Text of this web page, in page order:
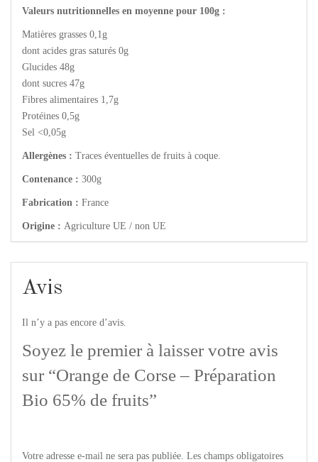
Valeurs nutritionnelles en moyenne pour 100g :
Matières grasses 0,1g
dont acides gras saturés 0g
Glucides 48g
dont sucres 47g
Fibres alimentaires 1,7g
Protéines 0,5g
Sel <0,05g
Allergènes : Traces éventuelles de fruits à coque.
Contenance : 300g
Fabrication : France
Origine : Agriculture UE / non UE
Avis
Il n’y a pas encore d’avis.
Soyez le premier à laisser votre avis
sur “Orange de Corse – Préparation
Bio 65% de fruits”
Votre adresse e-mail ne sera pas publiée. Les champs obligatoires